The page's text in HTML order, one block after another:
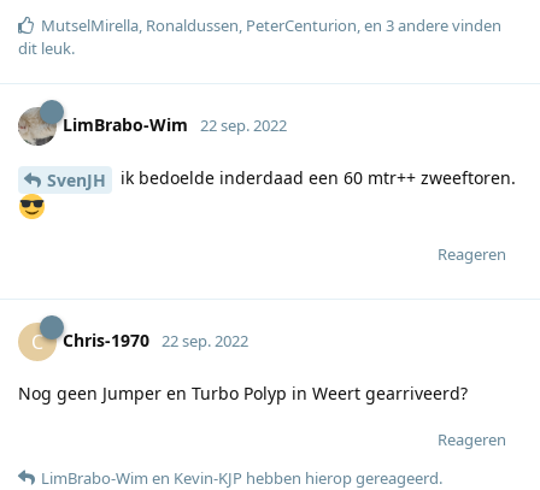
MutselMirella, Ronaldussen, PeterCenturion, en 3anderevinden
dit leuk.
LimBrabo-Wim 22 sep. 2022
SvenJH ik bedoelde inderdaad een 60 mtr++ zweeftoren.
Reageren
C Chris-1970 22 sep. 2022
Nog geen Jumper en Turbo Polyp in Weert gearriveerd?
Reageren
LimBrabo-Wim en Kevin-KJP hebben hierop gereageerd.